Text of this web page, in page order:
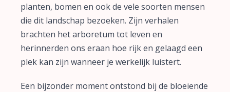
planten, bomen en ook de vele soorten mensen
die dit landschap bezoeken. Zijn verhalen
brachten het arboretum tot leven en
herinnerden ons eraan hoe rijk en gelaagd een
plek kan zijn wanneer je werkelijk luistert.
Een bijzonder moment ontstond bij de bloeiende